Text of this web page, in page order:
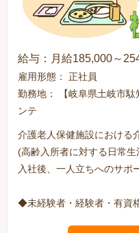
給与：月給185,000～
雇用形態： 正社員
勤務地： 【岐阜県土岐市
ンテ
介護老人保健施設における
(高齢入所者に対する日常生
入社後、一人立ちへのサポ
◆未経験者・経験者・有資